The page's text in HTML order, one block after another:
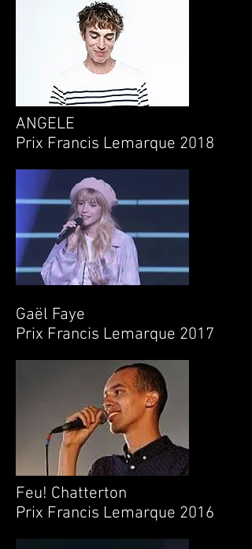
ANGELE
Prix Francis Lemarque 2018
Gaël Faye
Prix Francis Lemarque 2017
Feu! Chatterton
Prix Francis Lemarque 2016